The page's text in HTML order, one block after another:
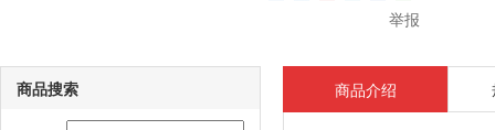
举报
商品搜索 商品介绍